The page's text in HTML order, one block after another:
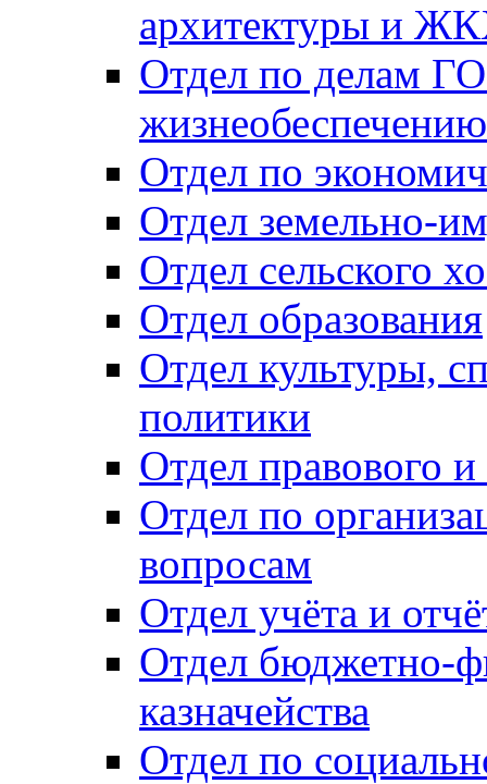
архитектуры и
Отдел по делам
Отдел по
Отдел земельно-
Отдел сельского
Отдел образования
Отдел культуры,
политики
Отдел правового
Отдел по
вопросам
Отдел учёта и
Отдел бюджетно-
казначейства
Отдел по